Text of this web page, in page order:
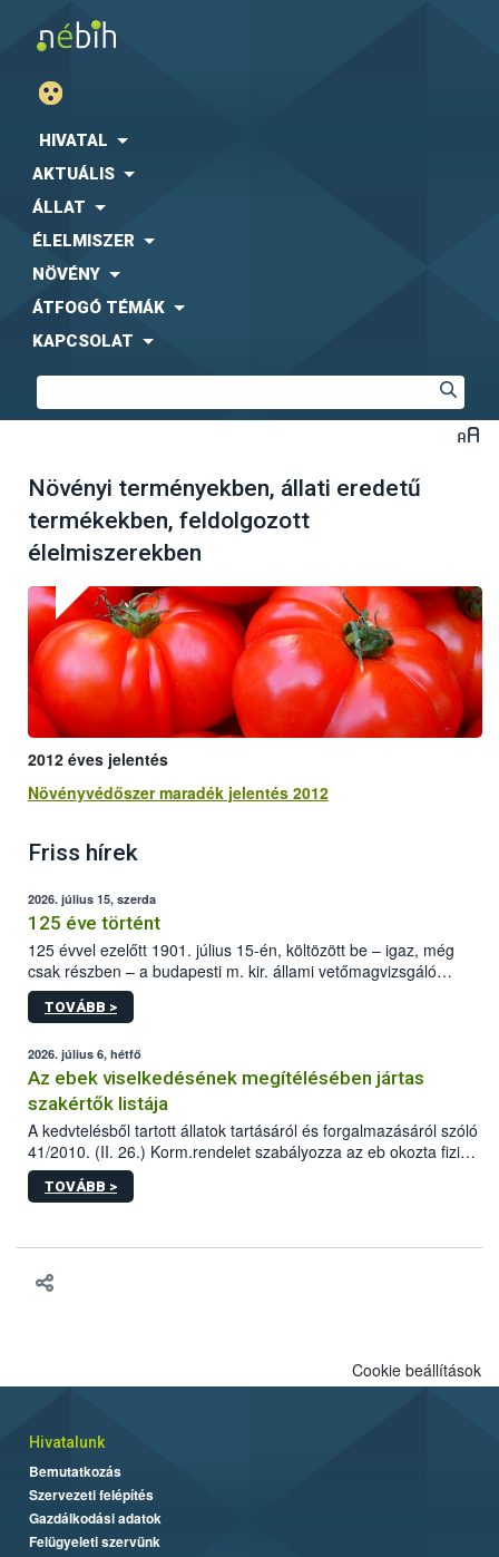
HIVATAL
AKTUÁLIS
ÁLLAT
ÉLELMISZER
NÖVÉNY
ÁTFOGÓ TÉMÁK
KAPCSOLAT
Növényi terményekben, állati eredetű
termékekben, feldolgozott
élelmiszerekben
2012 éves jelentés
Növényvédőszer maradék jelentés 2012
Friss hírek
2026. július 15, szerda
125 éve történt
125 évvel ezelőtt 1901. július 15-én, költözött be – igaz, még
csak részben – a budapesti m. kir. állami vetőmagvizsgáló
állomás a Kis Rókus utca 15. szám alatti, Czigler Győző által
tervezett új épületébe.
TOVÁBB >
2026. július 6, hétfő
Az ebek viselkedésének megítélésében jártas
szakértők listája
A kedvtelésből tartott állatok tartásáról és forgalmazásáról szóló
41/2010. (II. 26.) Korm.rendelet szabályozza az eb okozta fizikai
sérülés, illetve ennek veszélye keletkezésekor felmerülő
hatósági feladatokat, valamint a veszélyes eb tartását és annak
TOVÁBB >
Cookie beállítások
Hivatalunk
Bemutatkozás
Szervezeti felépítés
Gazdálkodási adatok
Felügyeleti szervünk